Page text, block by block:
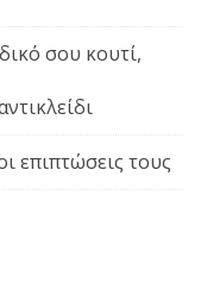
σου κουτί,
επιπτώσεις τους